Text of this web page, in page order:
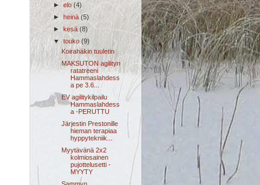
► elo (4)
► heinä (5)
► kesä (8)
▼ touko (9)
Koirahäkin tuuletin
MAKSUTON agilityn
ratatreeni
Hammaslahdess
a pe 3.6...
EV agilitykilpailu
Hammaslahdess
a -PERUTTU
Järjestin Prestonille
hieman terapiaa
hyppytekniik...
Myytävänä 2x2
kolmiosainen
pujottelusetti -
MYYTY